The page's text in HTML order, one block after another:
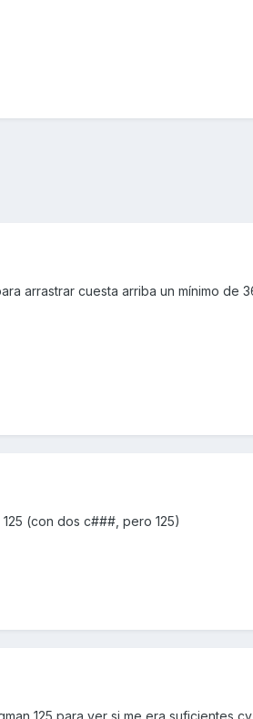
arrastrar cuesta arriba un mínimo de
(con dos c###, pero 125)